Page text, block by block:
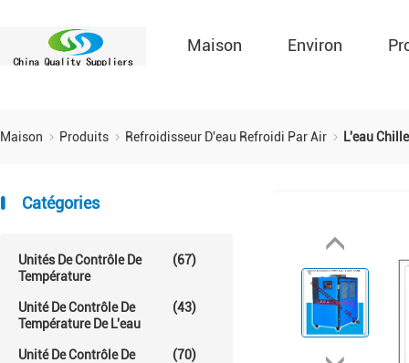
Maison Environ
Maison Produits Refroidisseur D'eau Refroidi Par Air L'eau
Catégories
Unités De Contrôle De
Température
(67)
Unité De Contrôle De
Température De L'eau
(43)
Unité De Contrôle De
(70)